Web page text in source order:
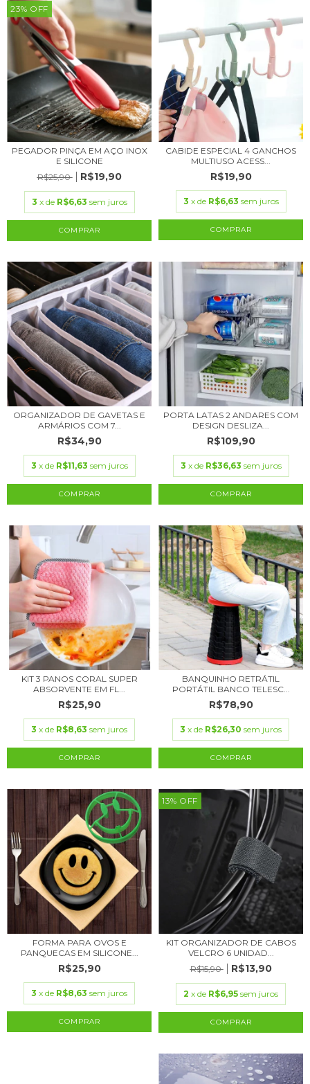
23% OFF
PEGADOR PINÇA EM AÇO INOX
E SILICONE
R$25,90
R$19,90
3 x de R$6,63 sem juros
COMPRAR
CABIDE ESPECIAL 4 GANCHOS
MULTIUSO ACESS...
R$19,90
3 x de R$6,63 sem juros
COMPRAR
ORGANIZADOR DE GAVETAS E
ARMÁRIOS COM 7...
R$34,90
3 x de R$11,63 sem juros
COMPRAR
PORTA LATAS 2 ANDARES COM
DESIGN DESLIZA...
R$109,90
3 x de R$36,63 sem juros
KIT 3 PANOS CORAL SUPER
ABSORVENTE EM FL...
R$25,90
3 x de R$8,63 sem juros
BANQUINHO RETRÁTIL
PORTÁTIL BANCO TELESC...
R$78,90
3 x de R$26,30 sem juros
FORMA PARA OVOS E
PANQUECAS EM SILICONE...
R$25,90
3 x de R$8,63 sem juros
13% OFF
KIT ORGANIZADOR DE CABOS
VELCRO 6 UNIDAD...
R$15,90
R$13,90
2 x de R$6,95 sem juros